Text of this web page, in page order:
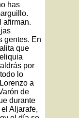
has
afirman.
gentes. En
que
por
lo
a
de
durante
Aljarafe,